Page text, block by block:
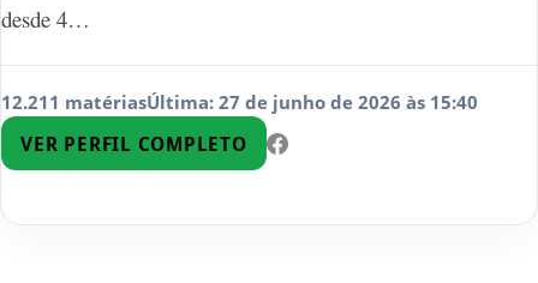
desde 4…
12.211 matériasÚltima: 27 de junho de 2026 às 15:40
VER PERFIL COMPLETO